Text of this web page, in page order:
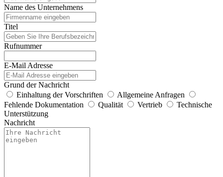
Name des Unternehmens
Titel
Rufnummer
E-Mail Adresse
Grund der Nachricht
Einhaltung der Vorschriften
Allgemeine Anfragen
Fehlende Dokumentation
Qualität Vertrieb
Technische
Unterstützung
Nachricht